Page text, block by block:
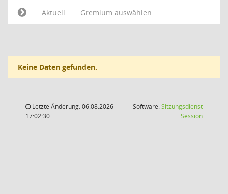
Aktuell
Gremium auswählen
Keine Daten gefunden.
Letzte Änderung: 06.08.2026
17:02:30
Software:Sitzungsdienst
Session(Wird in